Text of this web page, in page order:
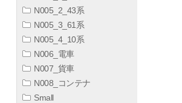
N005_2_43系
N005_3_61系
N005_4_10系
N006_電車
N007_貨車
N008_コンテナ
Small